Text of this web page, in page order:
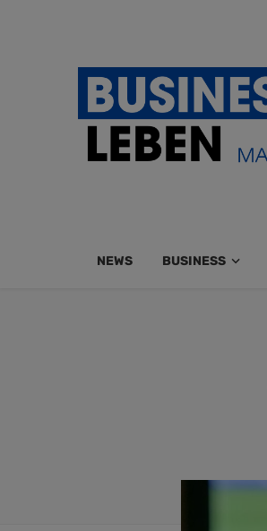
NEWS BUSINESS